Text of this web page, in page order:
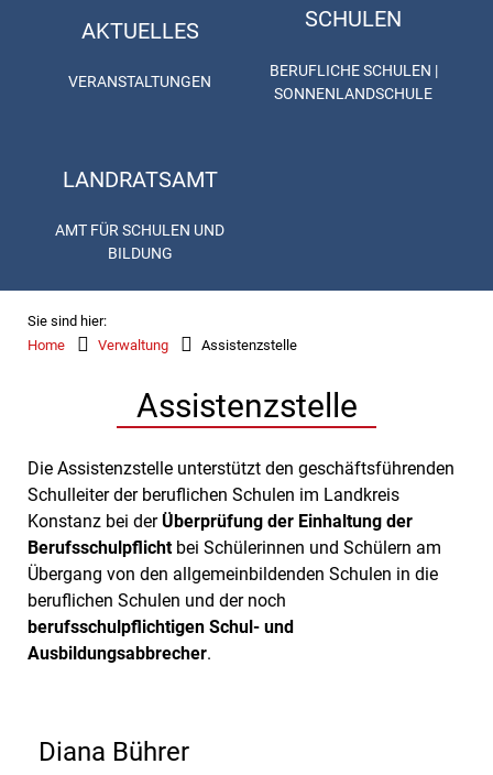
AKTUELLES
VERANSTALTUNGEN
SCHULEN
BERUFLICHE SCHULEN |
SONNENLANDSCHULE
LANDRATSAMT
AMT FÜR SCHULEN UND
BILDUNG
Sie sind hier:
Home
Verwaltung Assistenzstelle
Assistenzstelle
Die Assistenzstelle unterstützt den geschäftsführenden
Schulleiter der beruflichen Schulen im Landkreis
Konstanz bei derÜberprüfung der Einhaltung der
Berufsschulpflicht bei Schülerinnen und Schülern am
Übergang von den allgemeinbildenden Schulen in die
beruflichen Schulen und der noch
berufsschulpflichtigen Schul- und
Ausbildungsabbrecher.
Diana Bührer